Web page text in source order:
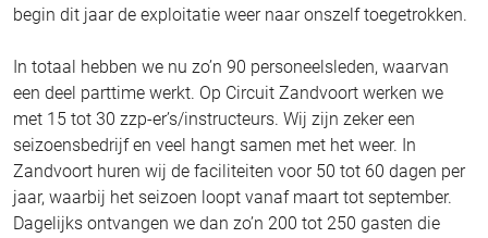
begin dit jaar de exploitatie weer naar onszelf toegetrokken.
In totaal hebben we nu zo’n 90 personeelsleden, waarvan
een deel parttime werkt. Op Circuit Zandvoort werken we
met 15 tot 30 zzp-er’s/instructeurs. Wij zijn zeker een
seizoensbedrijf en veel hangt samen met het weer. In
Zandvoort huren wij de faciliteiten voor 50 tot 60 dagen per
jaar, waarbij het seizoen loopt vanaf maart tot september.
Dagelijks ontvangen we dan zo’n 200 tot 250 gasten die